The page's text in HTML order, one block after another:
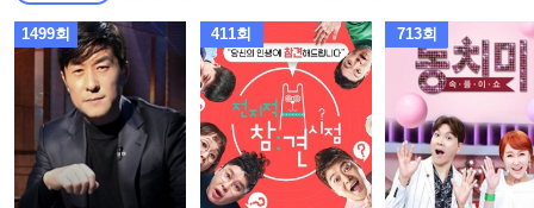
1499회 411회 713회